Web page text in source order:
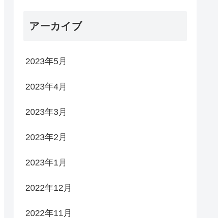
アーカイブ
2023年5月
2023年4月
2023年3月
2023年2月
2023年1月
2022年12月
2022年11月